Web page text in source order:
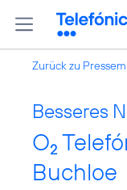
Zurück zu
Besseres
O2
Buchloe